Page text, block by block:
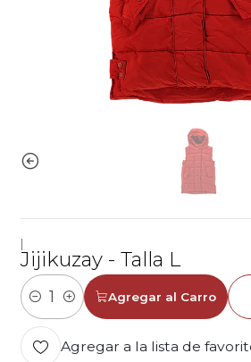
Jijikuzay - Talla L
Cantidad
Agregar al Carro
Agregar a la lista de